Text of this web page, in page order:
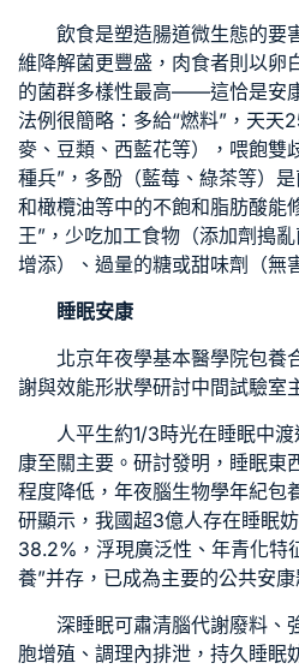
飲食是塑造腸道微生態的要
維降解菌更豐盛，肉食者則以卵
的菌群多樣性最高——這恰是安
法例很簡略：多給“燃料”，天
麥、豆類、西藍花等），喂飽雙
種兵”，多酚（藍莓、綠茶等）
和橄欖油等中的不飽和脂肪酸能
王”，少吃加工食物（添加劑搗
增添）、過量的糖或甜味劑（無
睡眠安康
北京年夜學基本醫學院包養
謝與效能形狀學研討中間試驗室
人平生約1/3時光在睡眠中
康至關主要。研討發明，睡眠東
程度降低，年夜腦生物學年紀包
研顯示，我國超3億人存在睡眠
38.2%，浮現廣泛性、年青化特
養”并存，已成為主要的公共安康
深睡眠可肅清腦代謝廢料、
胞增殖、調理內排泄，持久睡眠